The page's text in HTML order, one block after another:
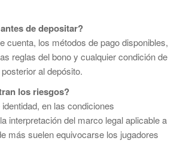
de depositar?
cuenta, los métodos de pago disponibles,
reglas del bono y cualquier condición de
al depósito.
los riesgos?
en las condiciones
interpretación del marco legal aplicable a
más suelen equivocarse los jugadores